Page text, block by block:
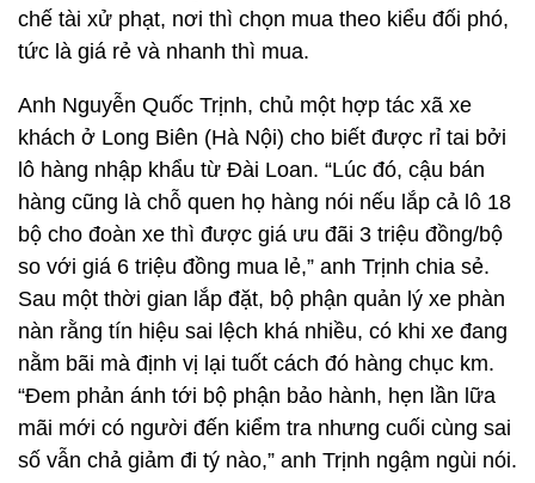
chế tài xử phạt, nơi thì chọn mua theo kiểu đối phó,
tức là giá rẻ và nhanh thì mua.
Anh Nguyễn Quốc Trịnh, chủ một hợp tác xã xe
khách ở Long Biên (Hà Nội) cho biết được rỉ tai bởi
lô hàng nhập khẩu từ Đài Loan. “Lúc đó, cậu bán
hàng cũng là chỗ quen họ hàng nói nếu lắp cả lô 18
bộ cho đoàn xe thì được giá ưu đãi 3 triệu đồng/bộ
so với giá 6 triệu đồng mua lẻ,” anh Trịnh chia sẻ.
Sau một thời gian lắp đặt, bộ phận quản lý xe phàn
nàn rằng tín hiệu sai lệch khá nhiều, có khi xe đang
nằm bãi mà định vị lại tuốt cách đó hàng chục km.
“Đem phản ánh tới bộ phận bảo hành, hẹn lần lữa
mãi mới có người đến kiểm tra nhưng cuối cùng sai
số vẫn chả giảm đi tý nào,” anh Trịnh ngậm ngùi nói.